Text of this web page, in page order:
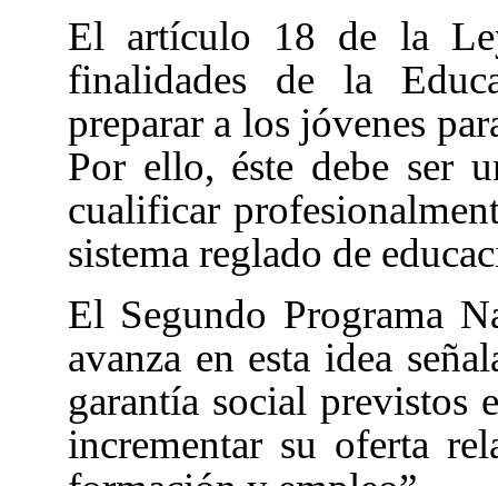
El artículo 18 de la
finalidades de la
preparar a los jóvenes
Por ello, éste debe ser
cualificar
sistema reglado de
El Segundo Programa
avanza en esta idea
garantía social
incrementar su oferta